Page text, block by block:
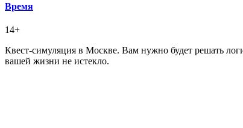
Время
14+
Квест-симуляция в Москве. Вам нужно будет решать
вашей жизни не истекло.